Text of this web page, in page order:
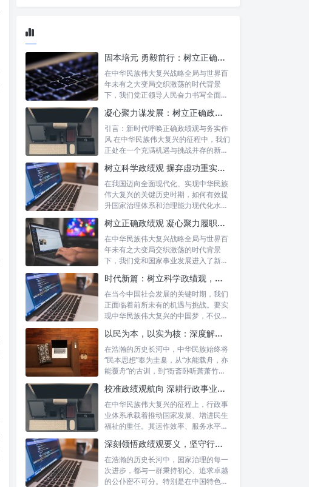
固本培元 勇毅前行：树立正确政绩观，坚守初心勇担当的时代命题与实践方略
在中华民族伟大复兴战略全局与世界百
年未有之大变局交织激荡的时代背景
下，我们党正领导人民奋力书写全面建
凝心聚力谋发展：树立正确政绩理念，锤炼务实工作作风
引言：新时代呼唤正确政绩观与务实作
风 在中华民族伟大复兴的征程中，我们
正处在一个充满机遇与挑战并存的新时
树立科学政绩观 摒弃虚功重实绩：迈向高质量发展的必由之路
在我国迈向全面现代化、实现中华民族
伟大复兴的关键历史时期，如何有效提
升国家治理体系和治理能力现代化水
树立正确政绩观 凝心聚力履职尽责：新时代干事创业的根本遵循
在中华民族伟大复兴战略全局与世界百
年未有之大变局交织激荡的时代背景
下，我们党和国家事业发展进入了新的
时代新篇：树立科学政绩观，摒弃虚功重实绩，迈向高质量发展
在当今中国社会发展的关键时期，我们
正面临着前所未有的机遇与挑战。要实
现中华民族伟大复兴的中国梦，不仅需
以民为本，以实为核：深度解析坚守为民初心与正确政绩观念的融合路径
在浩瀚的历史长河中，中华民族始终将
“民本思想”奉为圭臬，从“水能载舟，亦
能覆舟”的古训，到“衙斋卧听萧萧竹，
校准政绩观航向 深耕行政事业本职：新时代高质量发展的核心密码
在中华民族伟大复兴的征程上，行政事
业体系承载着推动国家发展、增进民生
福祉的重任。其运作效率、服务水平乃
深刻领悟政绩观要义，坚守行政事业初心：新时代公仆的使命与担当
在浩瀚的历史长河中，国家治理的每一
次进步，都与一群秉持初心、追求卓越
的公仆密不可分。特别是在中国特色社